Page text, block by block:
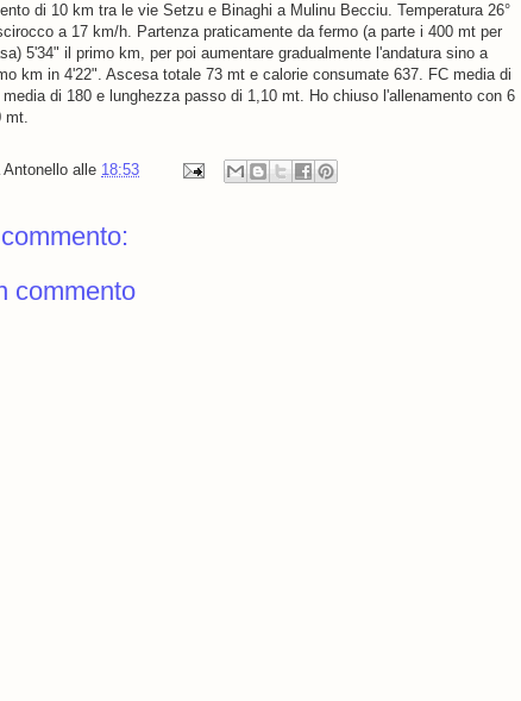
di 10 km tra le vie Setzu e Binaghi a Mulinu Becciu. Temperatura 26°
a 17 km/h. Partenza praticamente da fermo (a parte i 400 mt per
5'34" il primo km, per poi aumentare gradualmente l'andatura sino a
km in 4'22". Ascesa totale 73 mt e calorie consumate 637. FC media di
di 180 e lunghezza passo di 1,10 mt. Ho chiuso l'allenamento con 6
mt.
Antonello alle 18:53
commento